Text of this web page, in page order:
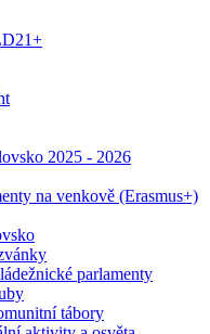
2025 - 2026
na venkově (Erasmus+)
parlamenty
tábory